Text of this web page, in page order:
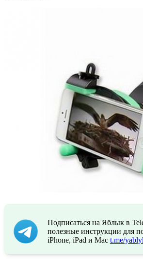
Подписаться на Яблык в
полезные инструкции для
iPhone, iPad и Mac t.me/